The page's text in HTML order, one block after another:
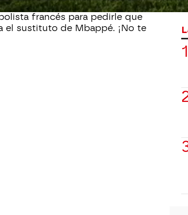
que el PSG se ha
francés para pedirle que
el sustituto de Mbappé. ¡No te